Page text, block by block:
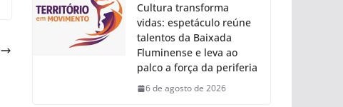
Cultura transforma
vidas: espetáculo reúne
talentos da Baixada
Fluminense e leva ao
palco a força da periferia
6 de agosto de 2026